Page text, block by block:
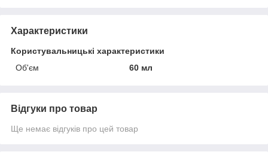
Характеристики
Користувальницькі характеристики
Об'єм
60 мл
Відгуки про товар
Ще немає відгуків про цей товар